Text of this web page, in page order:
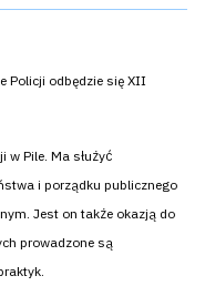
Policji odbędzie się XII
w Pile. Ma służyć
i porządku publicznego
Jest on także okazją do
prowadzone są